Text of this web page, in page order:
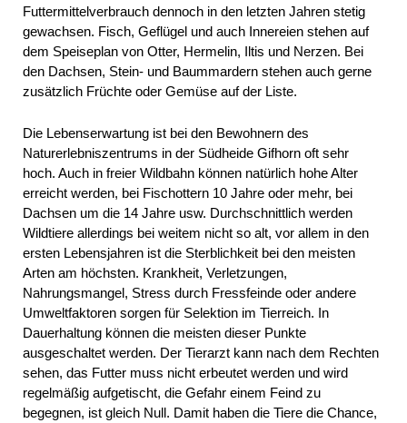
Futtermittelverbrauch dennoch in den letzten Jahren stetig
gewachsen. Fisch, Geflügel und auch Innereien stehen auf
dem Speiseplan von Otter, Hermelin, Iltis und Nerzen. Bei
den Dachsen, Stein- und Baummardern stehen auch gerne
zusätzlich Früchte oder Gemüse auf der Liste.
Die Lebenserwartung ist bei den Bewohnern des
Naturerlebniszentrums in der Südheide Gifhorn oft sehr
hoch. Auch in freier Wildbahn können natürlich hohe Alter
erreicht werden, bei Fischottern 10 Jahre oder mehr, bei
Dachsen um die 14 Jahre usw. Durchschnittlich werden
Wildtiere allerdings bei weitem nicht so alt, vor allem in den
ersten Lebensjahren ist die Sterblichkeit bei den meisten
Arten am höchsten. Krankheit, Verletzungen,
Nahrungsmangel, Stress durch Fressfeinde oder andere
Umweltfaktoren sorgen für Selektion im Tierreich. In
Dauerhaltung können die meisten dieser Punkte
ausgeschaltet werden. Der Tierarzt kann nach dem Rechten
sehen, das Futter muss nicht erbeutet werden und wird
regelmäßig aufgetischt, die Gefahr einem Feind zu
begegnen, ist gleich Null. Damit haben die Tiere die Chance,